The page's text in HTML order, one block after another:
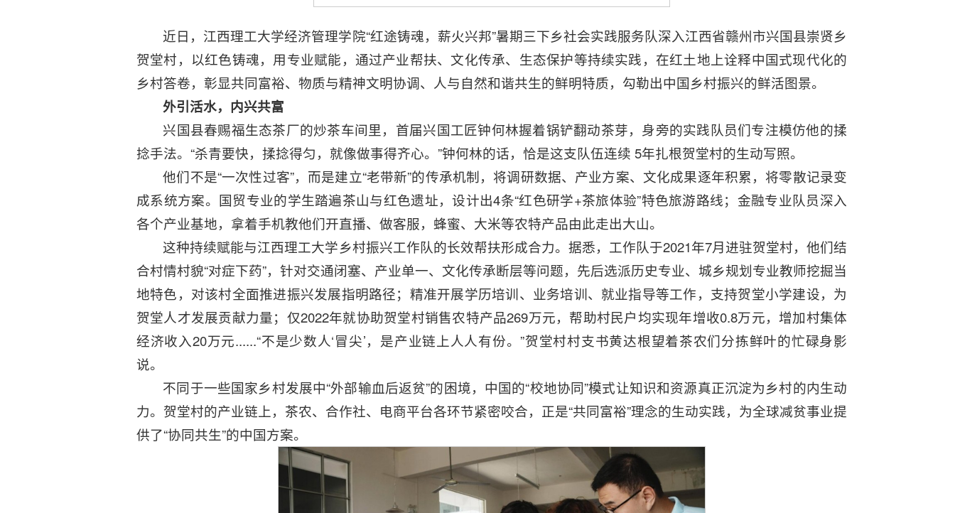
近日，江西理工大学经济管理学院“红途铸魂，薪火兴邦”暑期三下乡社会实践服务队深入江西省赣州市兴国县崇贤乡
贺堂村，以红色铸魂，用专业赋能，通过产业帮扶、文化传承、生态保护等持续实践，在红土地上诠释中国式现代化的
乡村答卷，彰显共同富裕、物质与精神文明协调、人与自然和谐共生的鲜明特质，勾勒出中国乡村振兴的鲜活图景。
外引活水，内兴共富
兴国县春赐福生态茶厂的炒茶车间里，首届兴国工匠钟何林握着锅铲翻动茶芽，身旁的实践队员们专注模仿他的揉
捻手法。“杀青要快，揉捻得匀，就像做事得齐心。”钟何林的话，恰是这支队伍连续 5年扎根贺堂村的生动写照。
他们不是“一次性过客”，而是建立“老带新”的传承机制，将调研数据、产业方案、文化成果逐年积累，将零散记录变
成系统方案。国贸专业的学生踏遍茶山与红色遗址，设计出4条“红色研学+茶旅体验”特色旅游路线；金融专业队员深入
各个产业基地，拿着手机教他们开直播、做客服，蜂蜜、大米等农特产品由此走出大山。
这种持续赋能与江西理工大学乡村振兴工作队的长效帮扶形成合力。据悉，工作队于2021年7月进驻贺堂村，他们结
合村情村貌“对症下药”，针对交通闭塞、产业单一、文化传承断层等问题，先后选派历史专业、城乡规划专业教师挖掘当
地特色，对该村全面推进振兴发展指明路径；精准开展学历培训、业务培训、就业指导等工作，支持贺堂小学建设，为
贺堂人才发展贡献力量；仅2022年就协助贺堂村销售农特产品269万元，帮助村民户均实现年增收0.8万元，增加村集体
经济收入20万元......“不是少数人‘冒尖’，是产业链上人人有份。”贺堂村村支书黄达根望着茶农们分拣鲜叶的忙碌身影
说。
不同于一些国家乡村发展中“外部输血后返贫”的困境，中国的“校地协同”模式让知识和资源真正沉淀为乡村的内生动
力。贺堂村的产业链上，茶农、合作社、电商平台各环节紧密咬合，正是“共同富裕”理念的生动实践，为全球减贫事业提
供了“协同共生”的中国方案。